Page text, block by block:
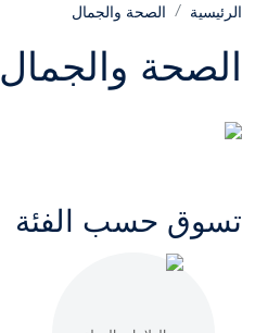
الرئيسية الصحة والجمال
الصحة والجمال
تسوق حسب الفئة